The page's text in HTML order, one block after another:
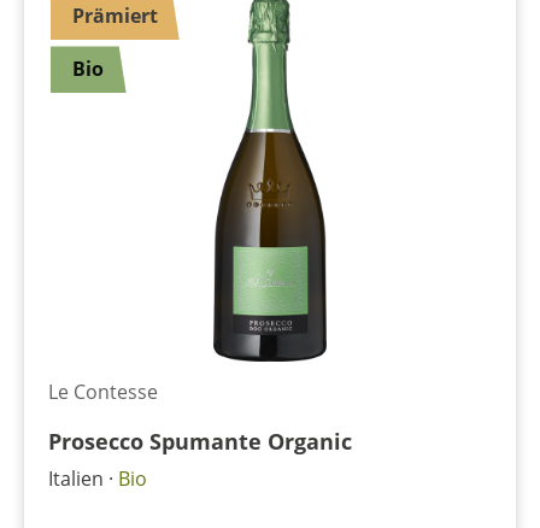
Prämiert
Bio
Le Contesse
Prosecco Spumante Organic
Italien Bio